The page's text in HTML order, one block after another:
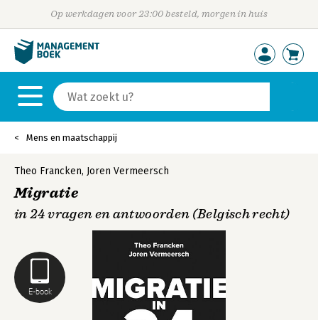
Op werkdagen voor 23:00 besteld, morgen in huis
Mens en maatschappij
E-book
Theo Francken, Joren Vermeersch
Migratie
in 24 vragen en antwoorden (Belgisch recht)